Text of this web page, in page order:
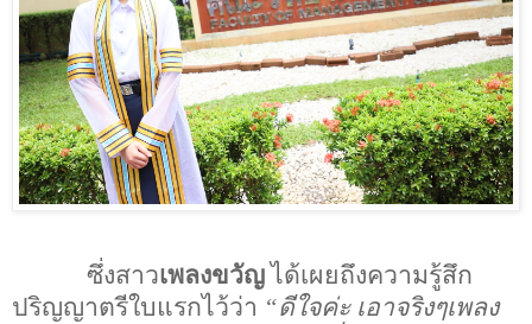
ซึ่งสาวเพลงขวัญได้เผยถึงความรู้สึก
ปริญญาตรีใบแรกไว้ว่า “ดีใจค่ะ เอาจริงๆเพลง